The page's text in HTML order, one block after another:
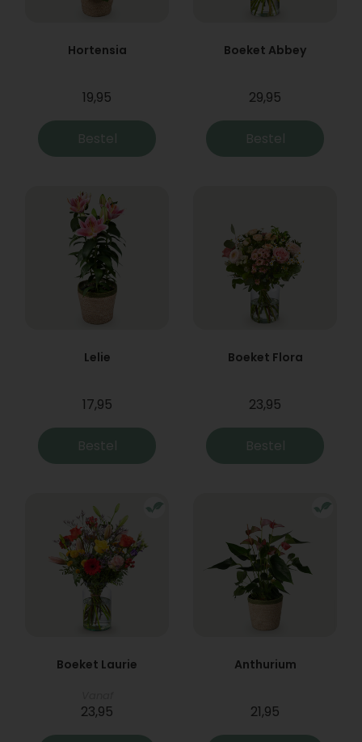
Hortensia
19,95
Bestel
Boeket Abbey
29,95
Bestel
Lelie
17,95
Bestel
Boeket Flora
23,95
Bestel
Boeket Laurie
23,95
Anthurium
21,95